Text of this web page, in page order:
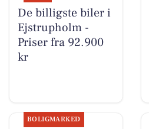
De billigste biler i
Ejstrupholm -
Priser fra 92.900
kr
BOLIGMARKED